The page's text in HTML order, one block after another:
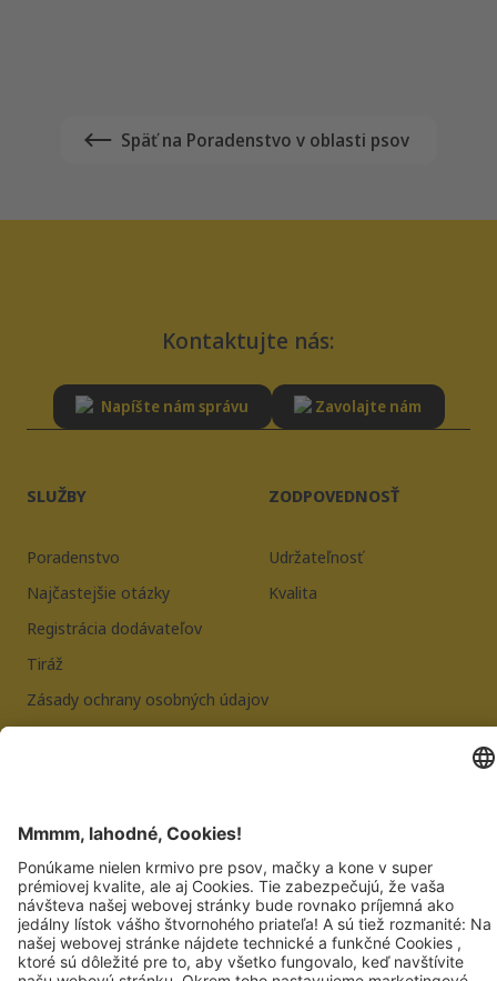
Späť na Poradenstvo v oblasti psov
Kontaktujte nás:
Napíšte nám správu Zavolajte nám
SLUŽBY
Poradenstvo
Najčastejšie otázky
Registrácia dodávateľov
Tiráž
Zásady ochrany osobných údajov
ZODPOVEDNOSŤ
Udržateľnosť
Kvalita
Industriegebiet Sud
DE-63924 Kleinheubach